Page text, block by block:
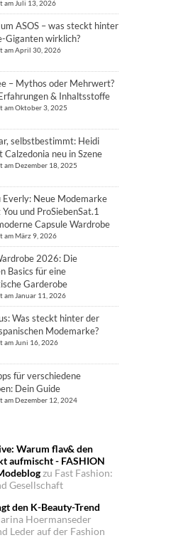
am Juli 13, 2026
ASOS – was steckt hinter
Giganten wirklich?
am April 30, 2026
– Mythos oder Mehrwert?
& Inhaltsstoffe
am Oktober 3, 2025
selbstbestimmt: Heidi
Calzedonia neu in Szene
Dezember 18, 2025
Everly: Neue Modemarke
und ProSiebenSat.1
Capsule Wardrobe
am März 9, 2026
2026: Die
Basics für eine
Garderobe
Januar 11, 2026
Was steckt hinter der
Modemarke?
am Juni 16, 2026
für verschiedene
Dein Guide
Dezember 12, 2024
Warum flav& den
aufmischt - FASHION
zu Fast Fashion:
Gesellschaft
den K-Beauty-Trend
Hoermanseder
Leder auf der Fashion